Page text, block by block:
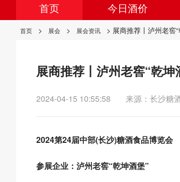
首页 今日酒价
首页 > 展会 > 展会资讯 > 展商推荐丨泸州老窖
展商推荐丨泸州老窖“乾
2024-04-15 10:55:58 来源：长沙糖
2024第24届中部(长沙)糖酒食品博览会
参展企业：泸州老窖“乾坤酒堡”